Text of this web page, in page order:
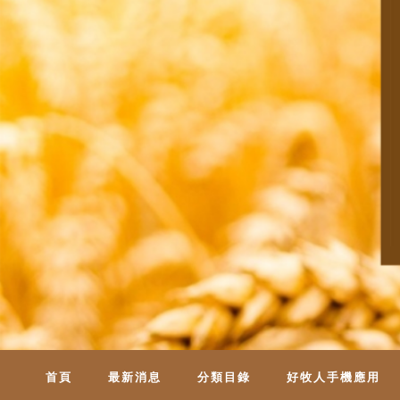
首頁 最新消息 分類目錄 好牧人手機應用